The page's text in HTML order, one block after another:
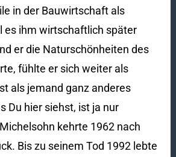
in der Bauwirtschaft als
es ihm wirtschaftlich später
er die Naturschönheiten des
fühlte er sich weiter als
als jemand ganz anderes
Du hier siehst, ist ja nur
kehrte 1962 nach
Bis zu seinem Tod 1992 lebte